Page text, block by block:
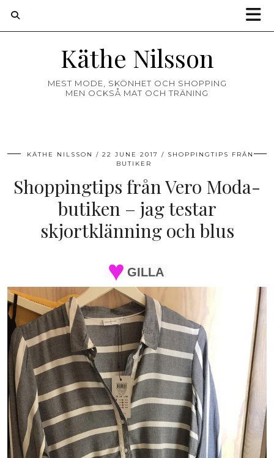
Käthe Nilsson
MEST MODE, SKÖNHET OCH SHOPPING
MEN OCKSÅ MAT OCH TRÄNING
KÄTHE NILSSON 22 JUNE 2017
SHOPPINGTIPS FRÅN
BUTIKER
Shoppingtips från Vero Moda-
butiken – jag testar
skjortklänning och blus
GILLA